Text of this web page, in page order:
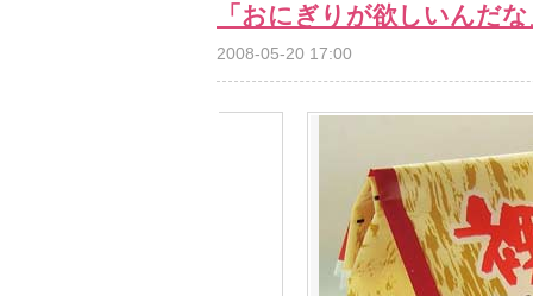
「おにぎりが欲しいんだ
2008-05-20 17:00